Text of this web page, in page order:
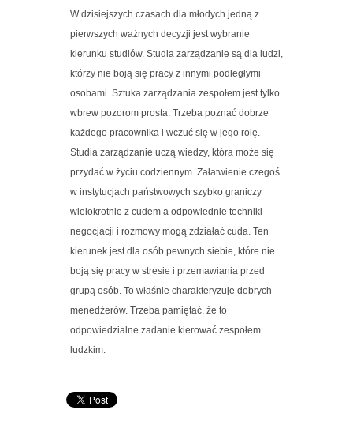
W dzisiejszych czasach dla młodych jedną z
pierwszych ważnych decyzji jest wybranie
kierunku studiów. Studia zarządzanie są dla ludzi,
którzy nie boją się pracy z innymi podległymi
osobami. Sztuka zarządzania zespołem jest tylko
wbrew pozorom prosta. Trzeba poznać dobrze
każdego pracownika i wczuć się w jego rolę.
Studia zarządzanie uczą wiedzy, która może się
przydać w życiu codziennym. Załatwienie czegoś
w instytucjach państwowych szybko graniczy
wielokrotnie z cudem a odpowiednie techniki
negocjacji i rozmowy mogą zdziałać cuda. Ten
kierunek jest dla osób pewnych siebie, które nie
boją się pracy w stresie i przemawiania przed
grupą osób. To właśnie charakteryzuje dobrych
menedżerów. Trzeba pamiętać, że to
odpowiedzialne zadanie kierować zespołem
ludzkim.